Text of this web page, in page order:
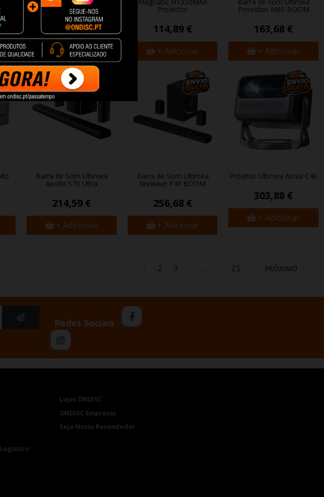
A4
324,90 € 318,41 €
+ Adicionar
Projector
114,89 €
+ Adicionar
Poseidon M60 BOOM
163,68 €
+ Adicionar
Barra de Som Ultimea
Apollo S70 Ultra
214,59 €
+ Adicionar
Barra de Som Ultimea
Skywave F40 BOOM
256,68 €
+ Adicionar
Projetor Ultimea Nova C40
303,88 €
+ Adicionar
1 2 3 … 25 PRÓXIMO
Redes Sociais
Lojas ONDISC
ONDISC Empresas
Seja Nosso Revendedor